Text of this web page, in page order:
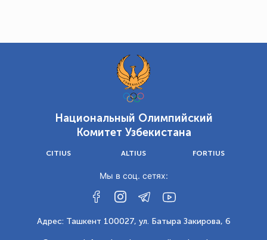
Национальный Олимпийский
Комитет Узбекистана
CITIUS ALTIUS FORTIUS
Мы в соц. сетях:
Адрес: Ташкент 100027, ул. Батыра Закирова, 6